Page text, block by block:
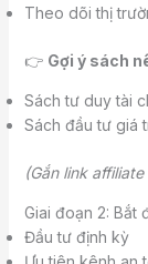
Theo dõi thị
👉 Gợi ý sách
Sách tư duy tài
Sách đầu tư giá
(Gắn link
Giai đoạn 2: Bắt
Đầu tư định kỳ